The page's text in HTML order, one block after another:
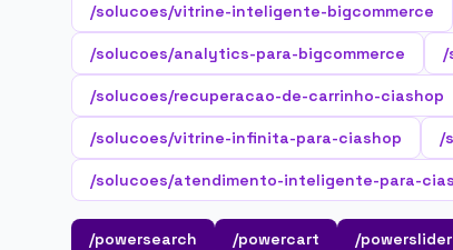
/solucoes/vitrine-inteligente-bigcommerce
/solucoes/analytics-para-bigcommerce /
/solucoes/recuperacao-de-carrinho-ciashop
/solucoes/vitrine-infinita-para-ciashop /
/solucoes/atendimento-inteligente-para-
/powersearch /powercart /powerslider